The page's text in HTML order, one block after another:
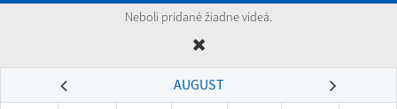
Neboli pridané žiadne videá.
AUGUST